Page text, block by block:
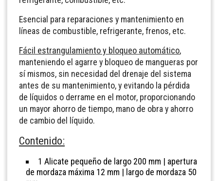
Esencial para reparaciones y mantenimiento en
líneas de combustible, refrigerante, frenos, etc.
Fácil estrangulamiento y bloqueo automático,
manteniendo el agarre y bloqueo de mangueras por
sí mismos, sin necesidad del drenaje del sistema
antes de su mantenimiento, y evitando la pérdida
de líquidos o derrame en el motor, proporcionando
un mayor ahorro de tiempo, mano de obra y ahorro
de cambio del líquido.
Contenido:
1 Alicate pequeño de largo 200 mm | apertura
de mordaza máxima 12 mm | largo de mordaza 50